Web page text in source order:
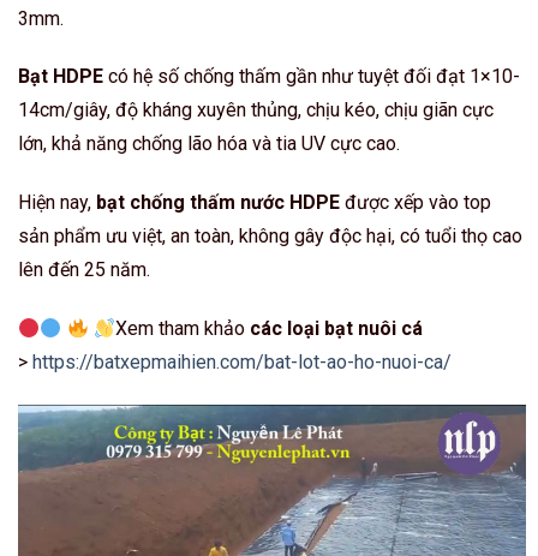
3mm.
Bạt HDPE có hệ số chống thấm gần như tuyệt đối đạt 1×10-
14cm/giây, độ kháng xuyên thủng, chịu kéo, chịu giãn cực
lớn, khả năng chống lão hóa và tia UV cực cao.
Hiện nay, bạt chống thấm nước HDPE được xếp vào top
sản phẩm ưu việt, an toàn, không gây độc hại, có tuổi thọ cao
lên đến 25 năm.
Xem tham khảo các loại bạt nuôi cá
> https://batxepmaihien.com/bat-lot-ao-ho-nuoi-ca/